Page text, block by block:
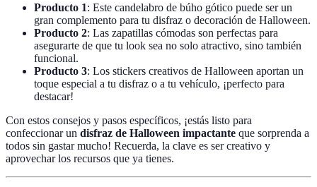
Producto 1: Este candelabro de búho gótico puede ser un
gran complemento para tu disfraz o decoración de Halloween.
Producto 2: Las zapatillas cómodas son perfectas para
asegurarte de que tu look sea no solo atractivo, sino también
funcional.
Producto 3: Los stickers creativos de Halloween aportan un
toque especial a tu disfraz o a tu vehículo, ¡perfecto para
destacar!
Con estos consejos y pasos específicos, ¡estás listo para
confeccionar un disfraz de Halloween impactante que sorprenda a
todos sin gastar mucho! Recuerda, la clave es ser creativo y
aprovechar los recursos que ya tienes.